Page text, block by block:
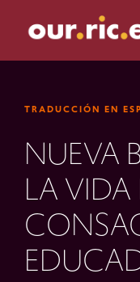
site
content
TRADUCCIÓN EN
NUEVA
LA VIDA